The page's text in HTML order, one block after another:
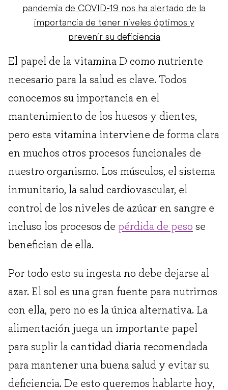
pandemia de COVID-19 nos ha alertado de la
importancia de tener niveles óptimos y
prevenir su deficiencia
El papel de la vitamina D como nutriente
necesario para la salud es clave. Todos
conocemos su importancia en el
mantenimiento de los huesos y dientes,
pero esta vitamina interviene de forma clara
en muchos otros procesos funcionales de
nuestro organismo. Los músculos, el sistema
inmunitario, la salud cardiovascular, el
control de los niveles de azúcar en sangre e
incluso los procesos de pérdida de peso se
benefician de ella.
Por todo esto su ingesta no debe dejarse al
azar. El sol es una gran fuente para nutrirnos
con ella, pero no es la única alternativa. La
alimentación juega un importante papel
para suplir la cantidad diaria recomendada
para mantener una buena salud y evitar su
deficiencia. De esto queremos hablarte hoy,